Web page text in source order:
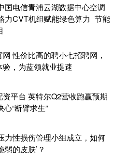
国电信青浦云湖数据中心空调
力CVT机组赋能绿色算力_节能
性价比高的聘小七招聘网，
验，为蓝领就业提速
资平台 英特尔Q2营收跑赢预期
心“断臂求生”
力性损伤管理小组成立，如何
弱的皮肤’？